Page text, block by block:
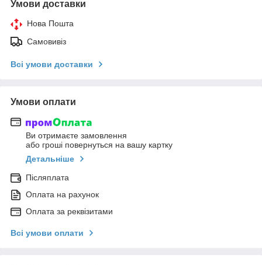
Умови доставки
Нова Пошта
Самовивіз
Всі умови доставки
Умови оплати
Ви отримаєте замовлення
або гроші повернуться на вашу картку
Детальніше
Післяплата
Оплата на рахунок
Оплата за реквізитами
Всі умови оплати